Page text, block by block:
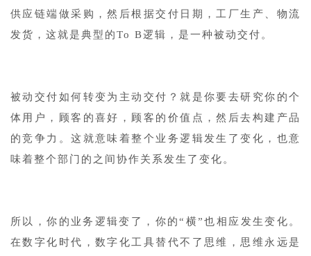
供应链端做采购，然后根据交付日期，工厂生产、物流
发货，这就是典型的To B逻辑，是一种被动交付。
被动交付如何转变为主动交付？就是你要去研究你的个
体用户，顾客的喜好，顾客的价值点，然后去构建产品
的竞争力。这就意味着整个业务逻辑发生了变化，也意
味着整个部门的之间协作关系发生了变化。
所以，你的业务逻辑变了，你的“横”也相应发生变化。
在数字化时代，数字化工具替代不了思维，思维永远是